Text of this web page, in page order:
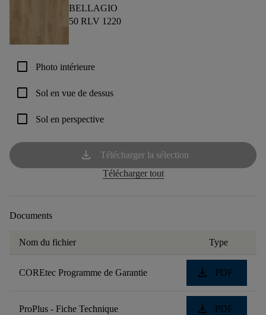
BELLAGIO
50 RLV 1220
check_box_outline_blank Photo intérieure
check_box_outline_blank Sol en vue de dessus
check_box_outline_blank Sol en perspective
download
Télécharger la sélection
Télécharger tout
Documents
Nom du fichier Type
COREtec Programme de Garantie download PDF
ProPlus - Fiche Technique download PDF